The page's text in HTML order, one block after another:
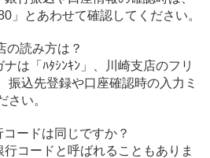
」とあわせて確認してください。
の読み方は？
は「ﾊﾀｼﾝｷﾝ」、川崎支店のフリ
振込先登録や口座確認時の入力ミ
さい。
ードは同じですか？
コードと呼ばれることもありま